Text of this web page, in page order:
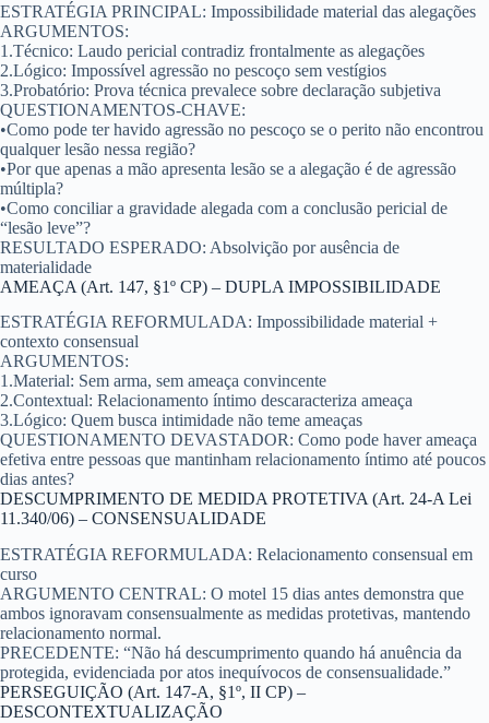
ESTRATÉGIA PRINCIPAL: Impossibilidade material das alegações
ARGUMENTOS:
1.Técnico: Laudo pericial contradiz frontalmente as alegações
2.Lógico: Impossível agressão no pescoço sem vestígios
3.Probatório: Prova técnica prevalece sobre declaração subjetiva
QUESTIONAMENTOS-CHAVE:
•Como pode ter havido agressão no pescoço se o perito não encontrou
qualquer lesão nessa região?
•Por que apenas a mão apresenta lesão se a alegação é de agressão
múltipla?
•Como conciliar a gravidade alegada com a conclusão pericial de
“lesão leve”?
RESULTADO ESPERADO: Absolvição por ausência de
materialidade
AMEAÇA (Art. 147, §1º CP) – DUPLA IMPOSSIBILIDADE
ESTRATÉGIA REFORMULADA: Impossibilidade material +
contexto consensual
ARGUMENTOS:
1.Material: Sem arma, sem ameaça convincente
2.Contextual: Relacionamento íntimo descaracteriza ameaça
3.Lógico: Quem busca intimidade não teme ameaças
QUESTIONAMENTO DEVASTADOR: Como pode haver ameaça
efetiva entre pessoas que mantinham relacionamento íntimo até poucos
dias antes?
DESCUMPRIMENTO DE MEDIDA PROTETIVA (Art. 24-A Lei
11.340/06) – CONSENSUALIDADE
ESTRATÉGIA REFORMULADA: Relacionamento consensual em
curso
ARGUMENTO CENTRAL: O motel 15 dias antes demonstra que
ambos ignoravam consensualmente as medidas protetivas, mantendo
relacionamento normal.
PRECEDENTE: “Não há descumprimento quando há anuência da
protegida, evidenciada por atos inequívocos de consensualidade.”
PERSEGUIÇÃO (Art. 147-A, §1º, II CP) –
DESCONTEXTUALIZAÇÃO